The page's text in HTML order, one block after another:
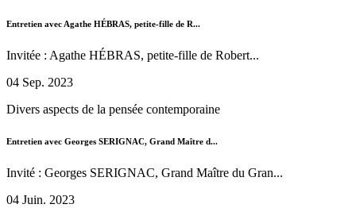
Entretien avec Agathe HÉBRAS, petite-fille de R...
Invitée : Agathe HÉBRAS, petite-fille de Robert...
04 Sep. 2023
Divers aspects de la pensée contemporaine
Entretien avec Georges SERIGNAC, Grand Maître d...
Invité : Georges SERIGNAC, Grand Maître du Gran...
04 Juin. 2023